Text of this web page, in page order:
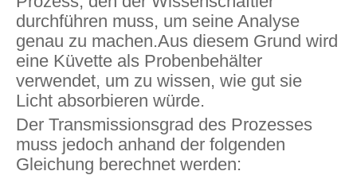
durchführen muss, um seine Analyse
genau zu machen.Aus diesem Grund wird
eine Küvette als Probenbehälter
verwendet, um zu wissen, wie gut sie
Licht absorbieren würde.
Der Transmissionsgrad des Prozesses
muss jedoch anhand der folgenden
Gleichung berechnet werden: